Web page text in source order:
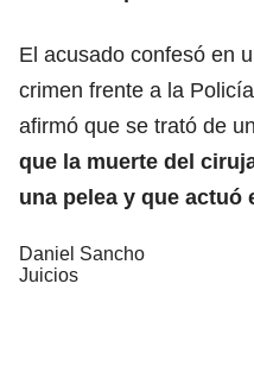
El acusado confesó en
crimen frente a la
afirmó que se trató de
que la muerte del
una pelea y que actuó
Daniel Sancho
Juicios